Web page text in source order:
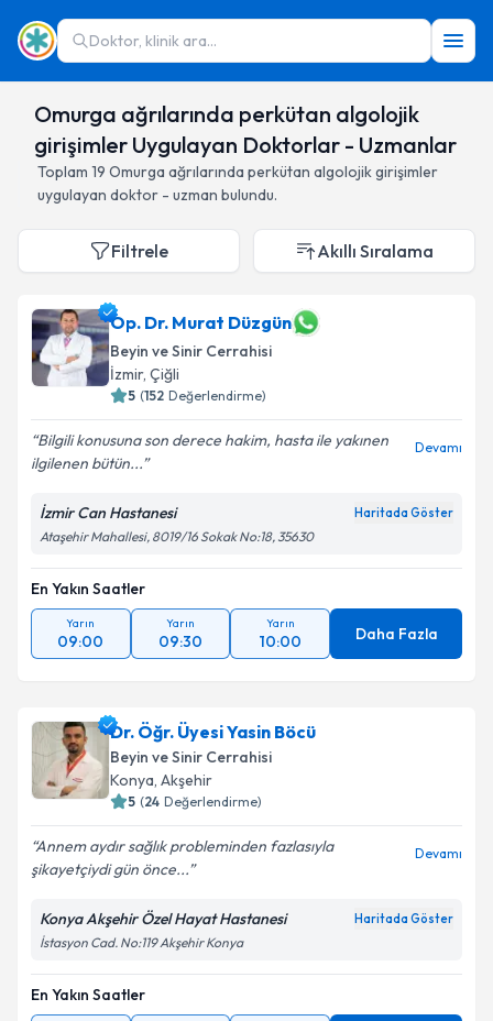
Doktor, klinik ara...
Omurga ağrılarında perkütan algolojik
girişimler Uygulayan Doktorlar - Uzmanlar
Toplam 19 Omurga ağrılarında perkütan algolojik girişimler
uygulayan doktor - uzman bulundu.
Filtrele Akıllı Sıralama
Op. Dr. Murat Düzgün
Beyin ve Sinir Cerrahisi
İzmir, Çiğli
5 (152 Değerlendirme)
Bilgili konusuna son derece hakim, hasta ile yakınen
ilgilenen bütün...
Devamı
İzmir Can Hastanesi Haritada Göster
Ataşehir Mahallesi, 8019/16 Sokak No:18, 35630
En Yakın Saatler
Yarın
09:00
Yarın
09:30
Yarın
10:00 Daha Fazla
Dr. Öğr. Üyesi Yasin Böcü
Beyin ve Sinir Cerrahisi
Konya, Akşehir
5 (24 Değerlendirme)
Annem aydır sağlık probleminden fazlasıyla
şikayetçiydi gün önce...
Devamı
Konya Akşehir Özel Hayat Hastanesi Haritada Göster
İstasyon Cad. No:119 Akşehir Konya
En Yakın Saatler